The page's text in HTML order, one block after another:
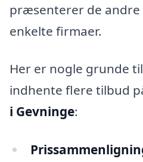
præsenterer de
enkelte firmaer.
Her er nogle grunde
indhente flere tilbud
i Gevninge: